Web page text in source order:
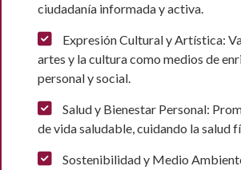
ciudadanía informada y activa.
Expresión Cultural y Artística:
artes y la cultura como medios de
personal y social.
Salud y Bienestar Personal:
de vida saludable, cuidando la salud
Sostenibilidad y Medio